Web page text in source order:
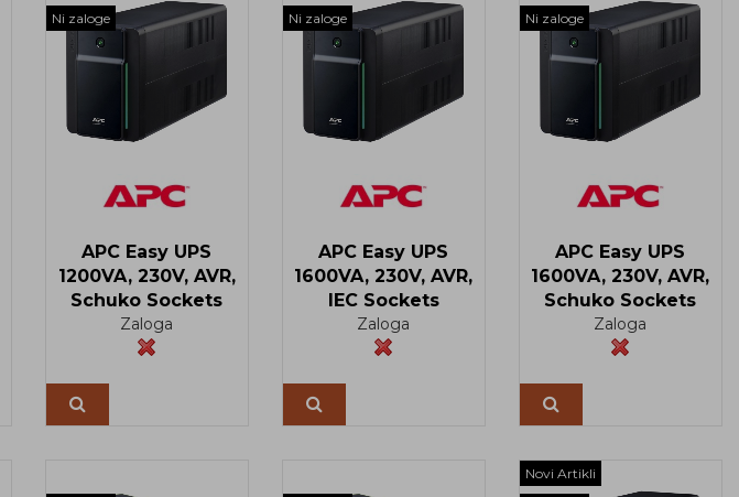
Ni zaloge
APC Easy UPS
1200VA, 230V, AVR,
Schuko Sockets
Zaloga
Ni zaloge
APC Easy UPS
1600VA, 230V, AVR,
IEC Sockets
Zaloga
Ni zaloge
APC Easy UPS
1600VA, 230V, AVR,
Schuko Sockets
Zaloga
Novi Artikli